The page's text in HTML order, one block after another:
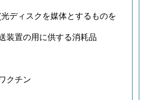
ディスクを媒体とするものを
装置の用に供する消耗品
クチン